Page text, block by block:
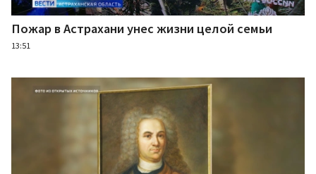
Пожар в Астрахани унес жизни целой семьи
13:51